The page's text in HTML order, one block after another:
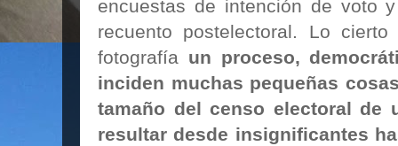
encuestas de intención de voto
recuento postelectoral. Lo
fotografía un proceso,
inciden muchas pequeñas
tamaño del censo electoral de
resultar desde insignificantes